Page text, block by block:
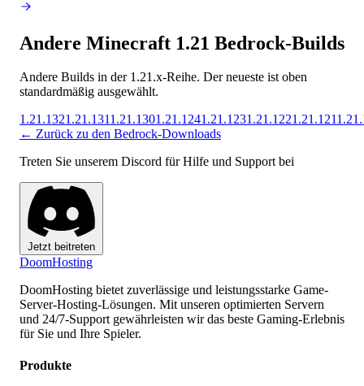
Andere Minecraft 1.21 Bedrock-Builds
Andere Builds in der 1.21.x-Reihe. Der neueste ist oben
standardmäßig ausgewählt.
1.21.1321.21.1311.21.1301.21.1241.21.1231.21.1221.21.121
← Zurück zu den Bedrock-Downloads
Treten Sie unserem Discord für Hilfe und Support bei
Jetzt beitreten
DoomHosting
DoomHosting bietet zuverlässige und leistungsstarke Game-
Server-Hosting-Lösungen. Mit unseren optimierten Servern
und 24/7-Support gewährleisten wir das beste Gaming-Erlebnis
für Sie und Ihre Spieler.
Produkte